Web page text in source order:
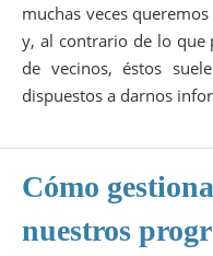
muchas veces
y, al contrario de lo que
de vecinos, éstos
dispuestos a darnos
Cómo
nuestros